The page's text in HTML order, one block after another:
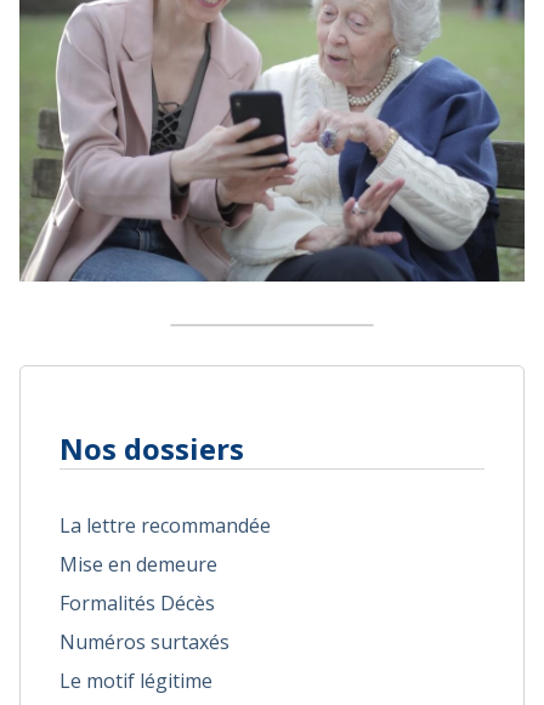
Nos dossiers
La lettre recommandée
Mise en demeure
Formalités Décès
Numéros surtaxés
Le motif légitime